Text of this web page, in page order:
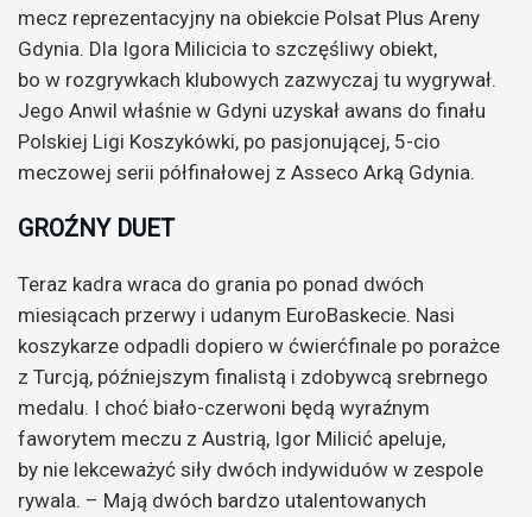
mecz reprezentacyjny na obiekcie Polsat Plus Areny
Gdynia. Dla Igora Milicicia to szczęśliwy obiekt,
bo w rozgrywkach klubowych zazwyczaj tu wygrywał.
Jego Anwil właśnie w Gdyni uzyskał awans do finału
Polskiej Ligi Koszykówki, po pasjonującej, 5-cio
meczowej serii półfinałowej z Asseco Arką Gdynia.
GROŹNY DUET
Teraz kadra wraca do grania po ponad dwóch
miesiącach przerwy i udanym EuroBaskecie. Nasi
koszykarze odpadli dopiero w ćwierćfinale po porażce
z Turcją, późniejszym finalistą i zdobywcą srebrnego
medalu. I choć biało-czerwoni będą wyraźnym
faworytem meczu z Austrią, Igor Milicić apeluje,
by nie lekceważyć siły dwóch indywiduów w zespole
rywala. – Mają dwóch bardzo utalentowanych